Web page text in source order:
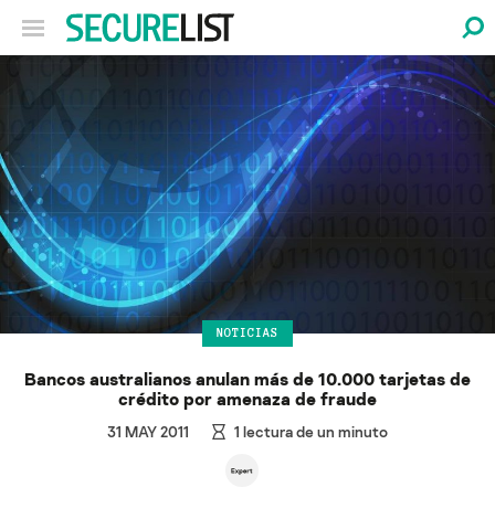
NOTICIAS
Bancos australianos anulan más de 10.000 tarjetas de
crédito por amenaza de fraude
31 MAY 2011 1 lectura de un minuto